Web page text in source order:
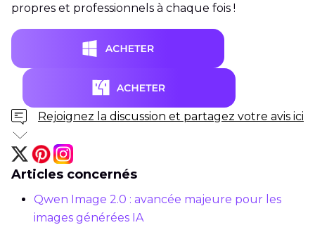
propres et professionnels à chaque fois !
Rejoignez la discussion et partagez votre avis ici
Articles concernés
Qwen Image 2.0 : avancée majeure pour les
images générées IA